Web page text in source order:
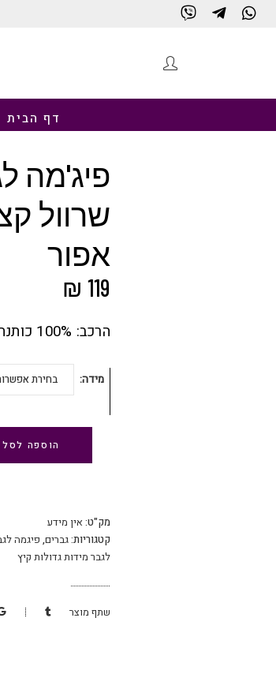
דף הבית
חנות
פיג'מה
שרוול
אפור
₪ 119
הרכב: 100% כותנה
מידה בחירת
הוספה לסל
מק"ט: אין מידע
קטגוריות:גברים, פיגמה
לגבר מידות גדולות קיץ
שתף מוצר